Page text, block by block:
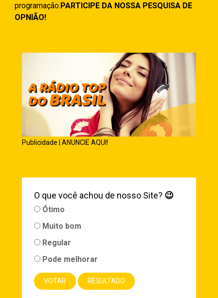
programação.PARTICIPE DA NOSSA PESQUISA DE
OPNIÃO!
Publicidade | ANUNCIE AQUI!
O que você achou de nosso Site? 😉
Ótimo
Muito bom
Regular
Pode melhorar